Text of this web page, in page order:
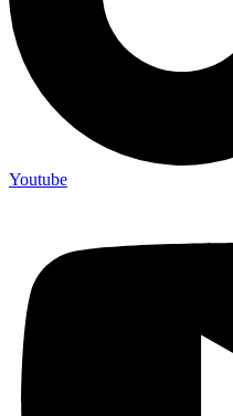
Youtube